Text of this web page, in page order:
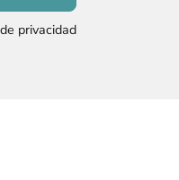
privacidad